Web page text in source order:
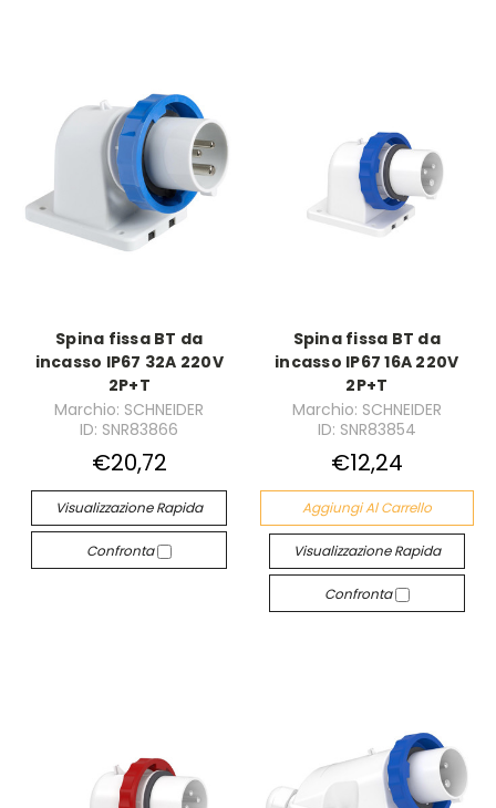
Spina fissa BT da
incasso IP67 32A 220V
2P+T
Marchio: SCHNEIDER
ID: SNR83866
€20,72
Visualizzazione Rapida
Confronta
Spina fissa BT da
incasso IP67 16A 220V
2P+T
Marchio: SCHNEIDER
ID: SNR83854
€12,24
Aggiungi Al Carrello
Visualizzazione Rapida
Confronta